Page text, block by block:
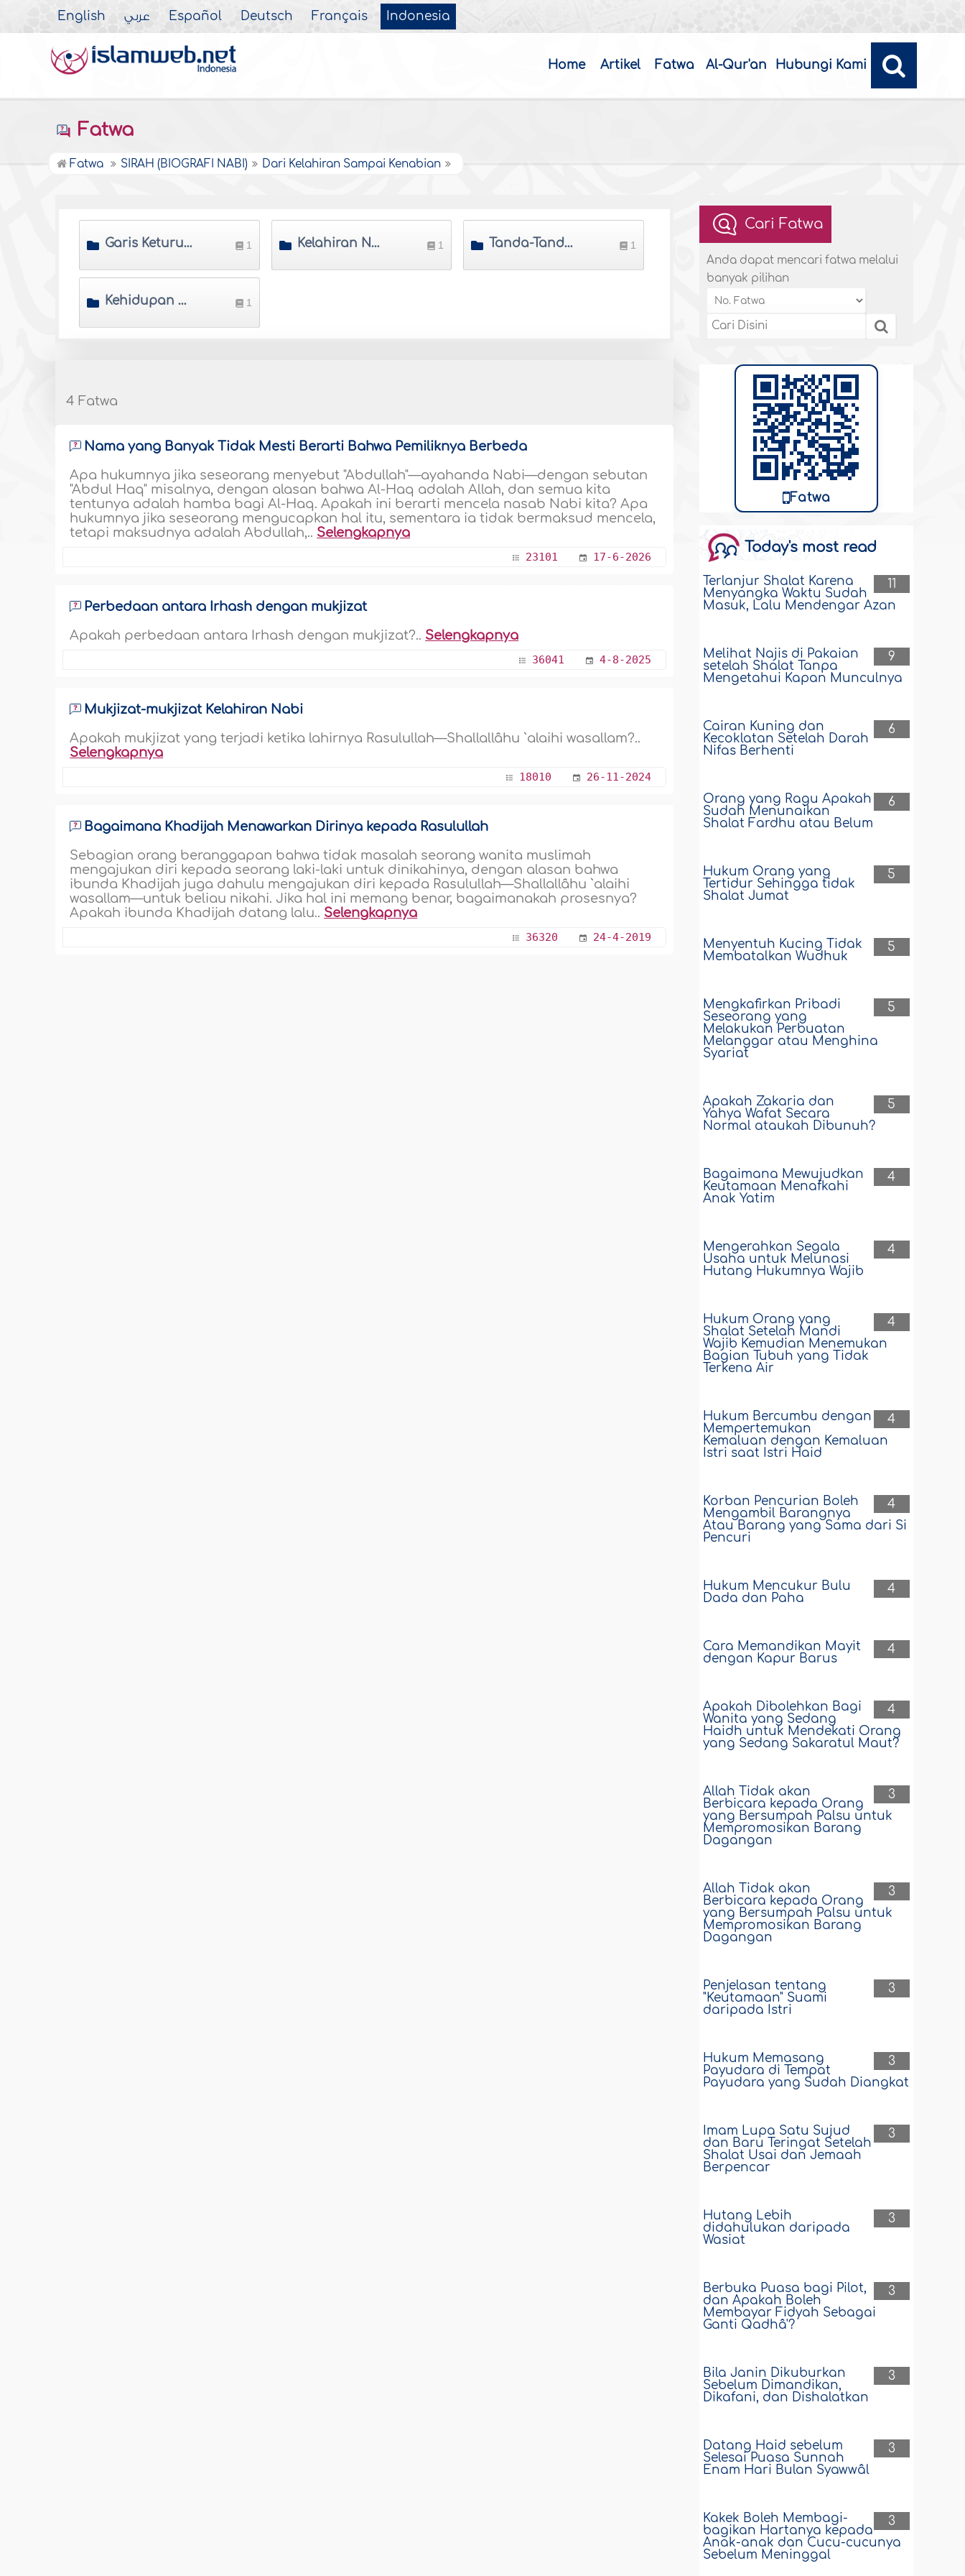
English عربي Español Deutsch Français Indonesia
Home Artikel Fatwa Al-Qur'an Hubungi Kami
Fatwa
Fatwa SIRAH (BIOGRAFI NABI) Dari Kelahiran Sampai Kenabian
Garis Keturunan Nabi 1 Kelahiran Nabi dan Peristiwa Pasukan Gajah 1 Tanda-Tanda Kenabian 1
Kehidupan Awal Muhammad Di Mekah 1
4 Fatwa
Nama yang Banyak Tidak Mesti Berarti Bahwa Pemiliknya Berbeda
Apa hukumnya jika seseorang menyebut "Abdullah"—ayahanda Nabi—dengan sebutan
"Abdul Haq" misalnya, dengan alasan bahwa Al-Haq adalah Allah, dan semua kita
tentunya adalah hamba bagi Al-Haq. Apakah ini berarti mencela nasab Nabi kita? Apa
hukumnya jika seseorang mengucapkan hal itu, sementara ia tidak bermaksud mencela,
tetapi maksudnya adalah Abdullah,.. Selengkapnya
23101 17-6-2026
Perbedaan antara Irhash dengan mukjizat
Apakah perbedaan antara Irhash dengan mukjizat?.. Selengkapnya
36041 4-8-2025
Mukjizat-mukjizat Kelahiran Nabi
Apakah mukjizat yang terjadi ketika lahirnya Rasulullah—Shallallâhu `alaihi wasallam?..
Selengkapnya
18010 26-11-2024
Bagaimana Khadijah Menawarkan Dirinya kepada Rasulullah
Sebagian orang beranggapan bahwa tidak masalah seorang wanita muslimah
mengajukan diri kepada seorang laki-laki untuk dinikahinya, dengan alasan bahwa
ibunda Khadijah juga dahulu mengajukan diri kepada Rasulullah—Shallallâhu `alaihi
wasallam—untuk beliau nikahi. Jika hal ini memang benar, bagaimanakah prosesnya?
Apakah ibunda Khadijah datang lalu.. Selengkapnya
36320 24-4-2019
Cari Fatwa
Anda dapat mencari fatwa melalui
banyak pilihan
Fatwa
Today's most read
11
Terlanjur Shalat Karena
Menyangka Waktu Sudah
Masuk, Lalu Mendengar Azan
9
Melihat Najis di Pakaian
setelah Shalat Tanpa
Mengetahui Kapan Munculnya
6
Cairan Kuning dan
Kecoklatan Setelah Darah
Nifas Berhenti
6
Orang yang Ragu Apakah
Sudah Menunaikan
Shalat Fardhu atau Belum
5
Hukum Orang yang
Tertidur Sehingga tidak
Shalat Jumat
5
Menyentuh Kucing Tidak
Membatalkan Wudhuk
5
Mengkafirkan Pribadi
Seseorang yang
Melakukan Perbuatan
Melanggar atau Menghina
Syariat
5
Apakah Zakaria dan
Yahya Wafat Secara
Normal ataukah Dibunuh?
4
Bagaimana Mewujudkan
Keutamaan Menafkahi
Anak Yatim
4
Mengerahkan Segala
Usaha untuk Melunasi
Hutang Hukumnya Wajib
4
Hukum Orang yang
Shalat Setelah Mandi
Wajib Kemudian Menemukan
Bagian Tubuh yang Tidak
Terkena Air
4
Hukum Bercumbu dengan
Mempertemukan
Kemaluan dengan Kemaluan
Istri saat Istri Haid
4
Korban Pencurian Boleh
Mengambil Barangnya
Atau Barang yang Sama dari Si
Pencuri
4
Hukum Mencukur Bulu
Dada dan Paha
4
Cara Memandikan Mayit
dengan Kapur Barus
4
Apakah Dibolehkan Bagi
Wanita yang Sedang
Haidh untuk Mendekati Orang
yang Sedang Sakaratul Maut?
3
Allah Tidak akan
Berbicara kepada Orang
yang Bersumpah Palsu untuk
Mempromosikan Barang
Dagangan
3
Allah Tidak akan
Berbicara kepada Orang
yang Bersumpah Palsu untuk
Mempromosikan Barang
Dagangan
3
Penjelasan tentang
"Keutamaan" Suami
daripada Istri
3
Hukum Memasang
Payudara di Tempat
Payudara yang Sudah Diangkat
3
Imam Lupa Satu Sujud
dan Baru Teringat Setelah
Shalat Usai dan Jemaah
Berpencar
3
Hutang Lebih
didahulukan daripada
Wasiat
3
Berbuka Puasa bagi Pilot,
dan Apakah Boleh
Membayar Fidyah Sebagai
Ganti Qadhâ'?
3
Bila Janin Dikuburkan
Sebelum Dimandikan,
Dikafani, dan Dishalatkan
3
Datang Haid sebelum
Selesai Puasa Sunnah
Enam Hari Bulan Syawwâl
3
Kakek Boleh Membagi-
bagikan Hartanya kepada
Anak-anak dan Cucu-cucunya
Sebelum Meninggal